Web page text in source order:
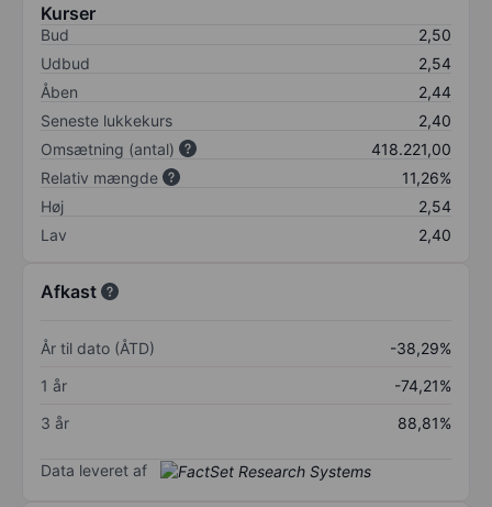
Kurser
Bud
2,50
Udbud
2,54
Åben
2,44
Seneste lukkekurs
2,40
Omsætning (antal)
418.221,00
Relativ mængde
11,26%
Høj
2,54
Lav
2,40
Afkast
År til dato (ÅTD)
-38,29%
1 år
-74,21%
3 år
88,81%
Data leveret af